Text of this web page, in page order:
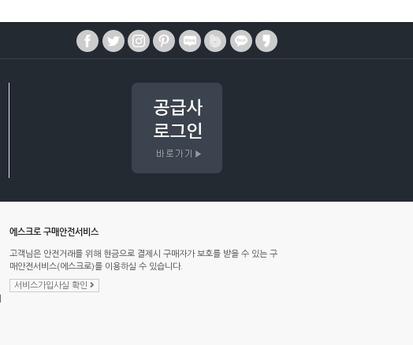
에스크로 구매안전서비스
고객님은 안전거래를 위해 현금으로 결제시 구매자가 보호를 받을 수 있는 구
매안전서비스(에스크로)를 이용하실 수 있습니다.
서비스가입사실 확인